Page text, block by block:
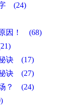
字 (24)
原因！ (68)
秘诀 (17)
秘诀 (27)
场？ (24)